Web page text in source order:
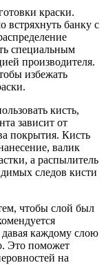
краски.
встряхнуть банку с
специальным
производителя.
избежать
кисть,
зависит от
покрытия. Кисть
валик
а распылитель
следов кисти
чтобы слой был
давая каждому слою
Это поможет
на